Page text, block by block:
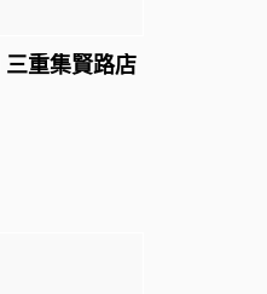
重集賢路店